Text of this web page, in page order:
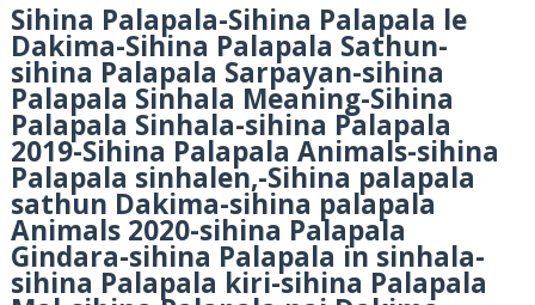
Sihina Palapala-Sihina Palapala le
Dakima-Sihina Palapala Sathun-
sihina Palapala Sarpayan-sihina
Palapala Sinhala Meaning-Sihina
Palapala Sinhala-sihina Palapala
2019-Sihina Palapala Animals-sihina
Palapala sinhalen,-Sihina palapala
sathun Dakima-sihina palapala
Animals 2020-sihina Palapala
Gindara-sihina Palapala in sinhala-
sihina Palapala kiri-sihina Palapala